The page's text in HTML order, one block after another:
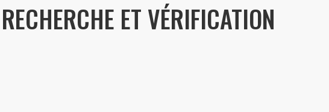
ET VÉRIFICATION